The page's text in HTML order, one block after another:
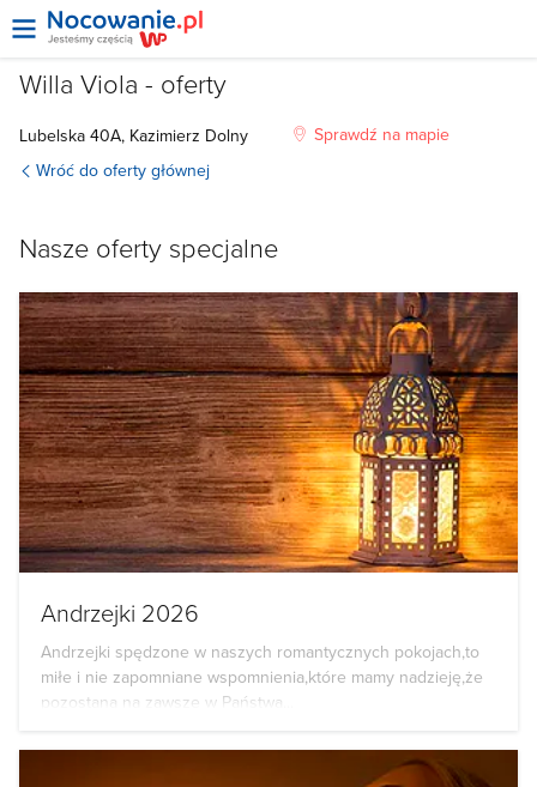
Willa Viola - oferty
Lubelska 40A, Kazimierz Dolny
Sprawdź na mapie
Wróć do oferty głównej
Nasze oferty specjalne
Andrzejki 2026
Andrzejki spędzone w naszych romantycznych pokojach,to
miłe i nie zapomniane wspomnienia,które mamy nadzieję,że
pozostaną na zawsze w Państwa...